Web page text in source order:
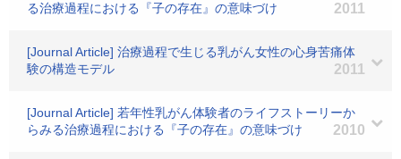
る治療過程における『子の存在』の意味づけ
2011
[Journal Article] 治療過程で生じる乳がん女性の心身苦痛体
験の構造モデル
2011
[Journal Article] 若年性乳がん体験者のライフストーリーか
らみる治療過程における『子の存在』の意味づけ
2010